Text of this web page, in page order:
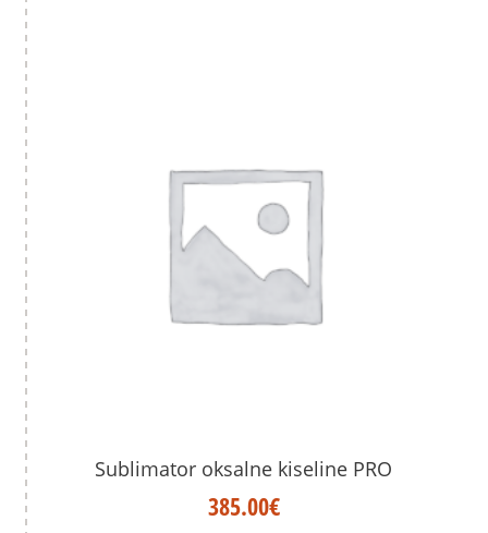
Sublimator oksalne kiseline PRO
385.00€